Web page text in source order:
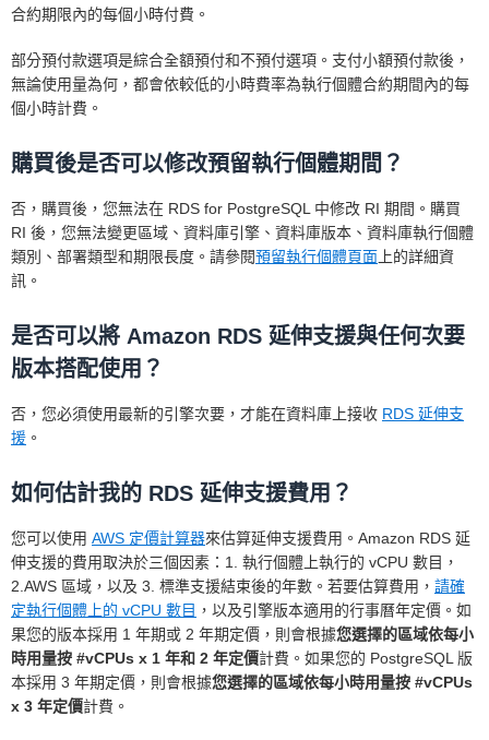
合約期限內的每個小時付費。
部分預付款選項是綜合全額預付和不預付選項。支付小額預付款後，
無論使用量為何，都會依較低的小時費率為執行個體合約期間內的每
個小時計費。
購買後是否可以修改預留執行個體期間？
否，購買後，您無法在 RDS for PostgreSQL 中修改 RI 期間。購買
RI 後，您無法變更區域、資料庫引擎、資料庫版本、資料庫執行個體
類別、部署類型和期限長度。請參閱預留執行個體頁面 上的詳細資
訊。
是否可以將 Amazon RDS 延伸支援與任何次要
版本搭配使用？
否，您必須使用最新的引擎次要，才能在資料庫上接收 RDS 延伸支
援 。
如何估計我的 RDS 延伸支援費用？
您可以使用 AWS 定價計算器來估算延伸支援費用。Amazon RDS 延
伸支援的費用取決於三個因素：1. 執行個體上執行的 vCPU 數目，
2.AWS 區域，以及 3. 標準支援結束後的年數。若要估算費用， 請確
定執行個體上的 vCPU 數目 ，以及引擎版本適用的行事曆年定價。如
果您的版本採用 1 年期或 2 年期定價，則會根據您選擇的區域依每小
時用量按 #vCPUs x 1 年和 2 年定價計費。如果您的 PostgreSQL 版
本採用 3 年期定價，則會根據您選擇的區域依每小時用量按 #vCPUs
x 3 年定價計費。